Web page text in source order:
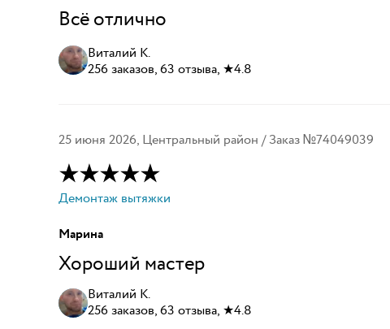
Всё отлично
Виталий К.
256 заказов, 63 отзыва, ★4.8
25 июня 2026, Центральный район / Заказ №74049039
Демонтаж вытяжки
Марина
Хороший мастер
Виталий К.
256 заказов, 63 отзыва, ★4.8